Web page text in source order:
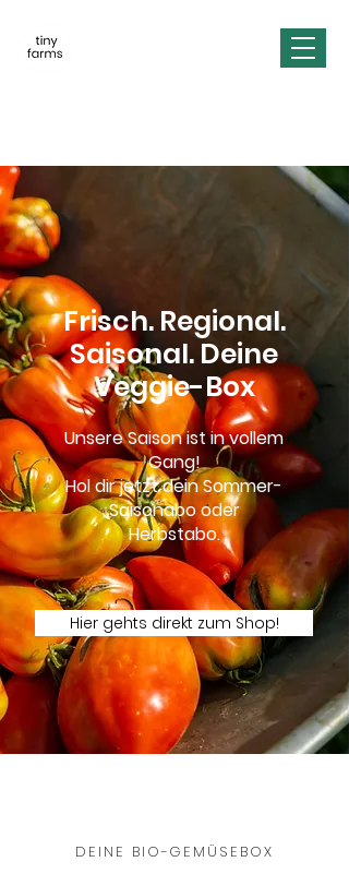
Frisch. Regional.
Saisonal. Deine
Veggie-Box
Unsere Saison ist in vollem
Gang!
Hol dir jetzt dein Sommer-
Saisonabo oder
Herbstabo.
Hier gehts direkt zum Shop!
DEINE BIO-GEMÜSEBOX